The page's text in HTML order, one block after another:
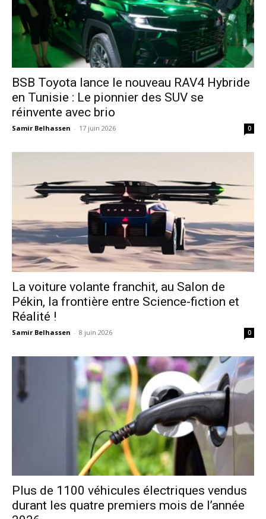
​BSB Toyota lance le nouveau RAV4 Hybride
en Tunisie : Le pionnier des SUV se
réinvente avec brio
Samir Belhassen - 17 juin 2026 0
La voiture volante franchit, au Salon de
Pékin, la frontière entre Science-fiction et
Réalité !
Samir Belhassen - 8 juin 2026 0
Plus de 1100 véhicules électriques vendus
durant les quatre premiers mois de l’année